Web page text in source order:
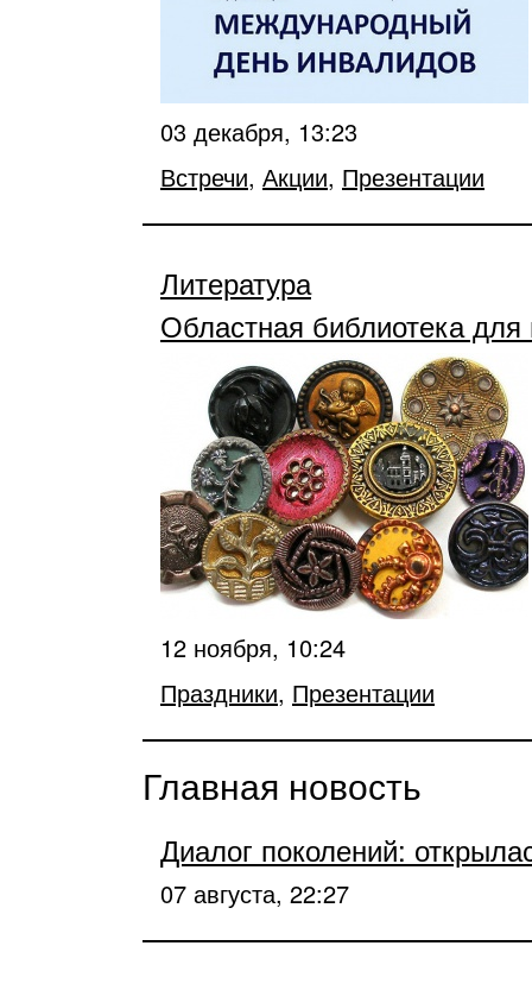
03 декабря, 13:23
Встречи, Акции, Презентации
Литература
Областная библиотека
12 ноября, 10:24
Праздники, Презентации
Главная новость
Диалог поколений:
07 августа, 22:27